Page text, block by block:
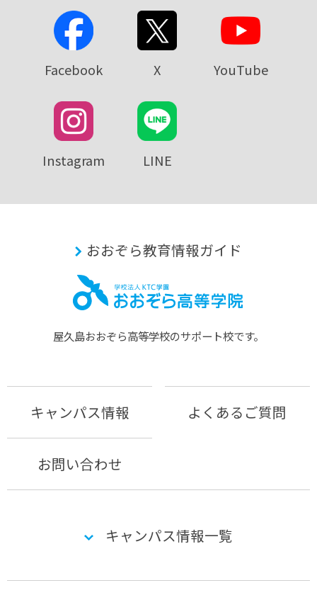
Facebook X YouTube
Instagram LINE
おおぞら教育情報ガイド
屋久島おおぞら⾼等学校のサポート校です。
キャンパス情報 よくあるご質問
お問い合わせ
キャンパス情報一覧